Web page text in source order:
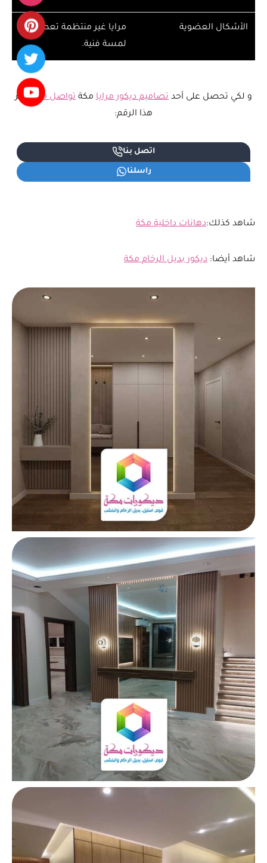
الأشكال العضوية
مرايا غير منتظمة تعطي
لمسة فنية.
و لكي تحصل على أحد تصاميم ديكور مرايا مكة تواصل معناعبر
هذا الرقم:
اتصل بنا
راسلنا
شاهد كذلك:دهانات داخلية مكة
شاهد أيضا: ديكور بديل الرخام مكة